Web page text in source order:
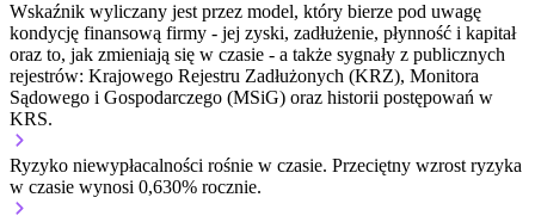
Wskaźnik wyliczany jest przez model, który bierze pod uwagę
kondycję finansową firmy - jej zyski, zadłużenie, płynność i kapitał
oraz to, jak zmieniają się w czasie - a także sygnały z publicznych
rejestrów: Krajowego Rejestru Zadłużonych (KRZ), Monitora
Sądowego i Gospodarczego (MSiG) oraz historii postępowań w
KRS.
Ryzyko niewypłacalności rośnie w czasie. Przeciętny wzrost ryzyka
w czasie wynosi 0,630% rocznie.